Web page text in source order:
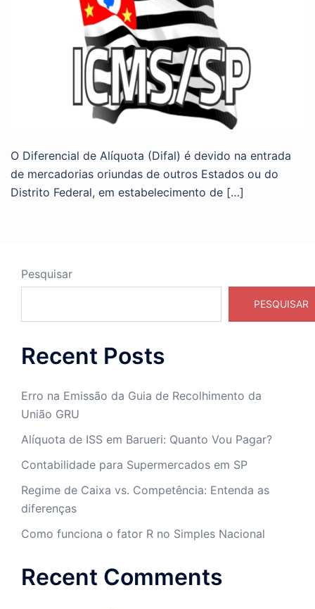
O Diferencial de Alíquota (Difal) é devido na entrada
de mercadorias oriundas de outros Estados ou do
Distrito Federal, em estabelecimento de […]
Pesquisar
PESQUISAR
Recent Posts
Erro na Emissão da Guia de Recolhimento da
União GRU
Alíquota de ISS em Barueri: Quanto Vou Pagar?
Contabilidade para Supermercados em SP
Regime de Caixa vs. Competência: Entenda as
diferenças
Como funciona o fator R no Simples Nacional
Recent Comments